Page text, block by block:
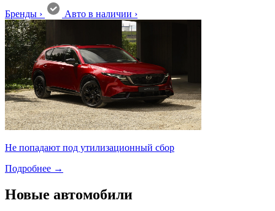
Бренды › Авто в наличии ›
Не попадают под утилизационный сбор
Подробнее →
Новые автомобили